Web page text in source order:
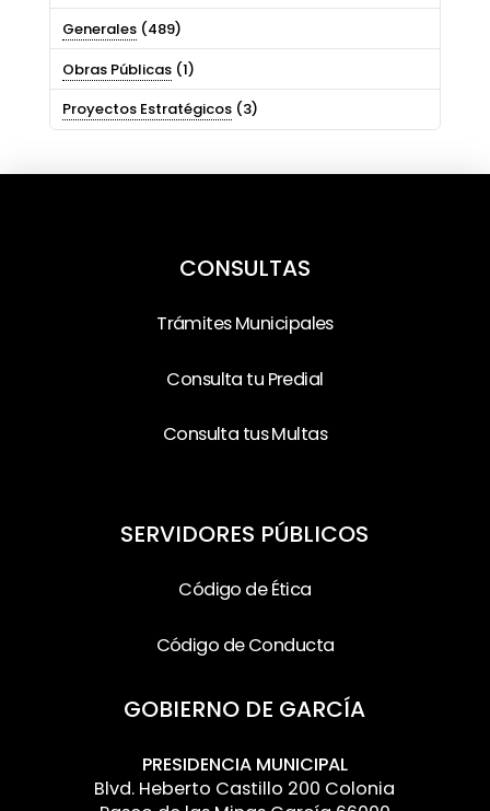
Generales(489)
Obras Públicas(1)
Proyectos Estratégicos(3)
CONSULTAS
Trámites Municipales
Consulta tu Predial
Consulta tus Multas
SERVIDORES PÚBLICOS
Código de Ética
Código de Conducta
GOBIERNO DE GARCÍA
PRESIDENCIA MUNICIPAL
Blvd. Heberto Castillo 200 Colonia